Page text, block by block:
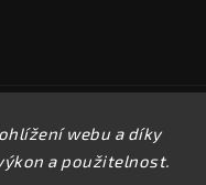
webu a díky
a použitelnost.
práva vyhrazena.